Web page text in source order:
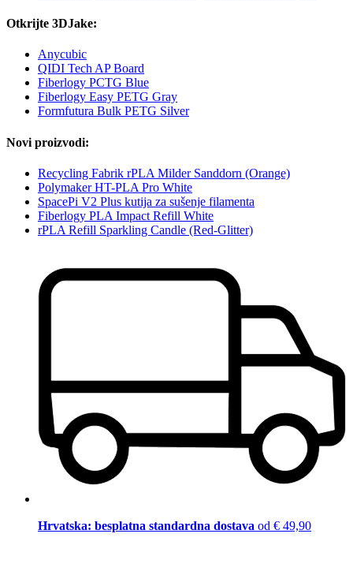
Otkrijte 3DJake:
Anycubic
QIDI Tech AP Board
Fiberlogy PCTG Blue
Fiberlogy Easy PETG Gray
Formfutura Bulk PETG Silver
Novi proizvodi:
Recycling Fabrik rPLA Milder Sanddorn (Orange)
Polymaker HT-PLA Pro White
SpacePi V2 Plus kutija za sušenje filamenta
Fiberlogy PLA Impact Refill White
rPLA Refill Sparkling Candle (Red-Glitter)
Hrvatska: besplatna standardna dostava od € 49,90